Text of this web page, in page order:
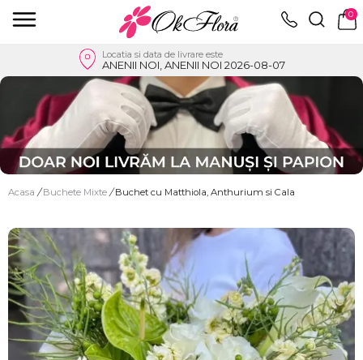
0
Locatia si data de livrare este
ANENII NOI, ANENII NOI 2026-08-07
Acasa / Buchete Mixte / Buchet cu Matthiola, Anthurium si Cala